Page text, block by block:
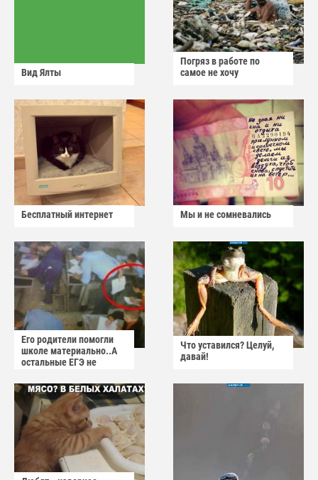
Вид Ялты
Погряз в работе по
самое не хочу
Бесплатный интернет Мы и не сомневались
Его родители помогли
школе материально..А
остальные ЕГЭ не
Что уставился? Целуй,
давай!